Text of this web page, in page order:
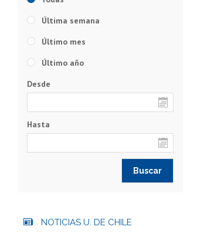
Última semana
Último mes
Último año
Desde
Hasta
NOTICIAS U. DE CHILE